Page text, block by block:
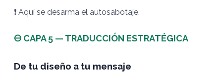
❗️ Aquí se desarma el autosabotaje.
🜔 CAPA 5 — TRADUCCIÓN ESTRATÉGICA
De tu diseño a tu mensaje